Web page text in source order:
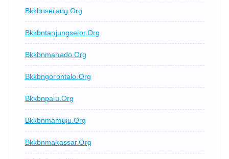
Bkkbnserang.org
Bkkbntanjungselor.org
Bkkbnmanado.org
Bkkbngorontalo.org
Bkkbnpalu.org
Bkkbnmamuju.org
Bkkbnmakassar.org